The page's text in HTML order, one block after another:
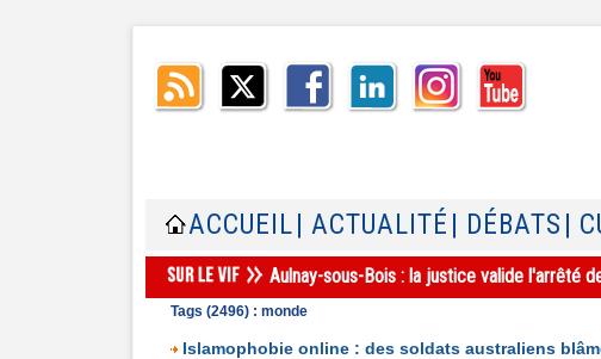
ACCUEIL | ACTUALITÉ | DÉBATS |
Aulnay-sous-Bois : la justice valide l'arrêté
Tags (2496) : monde
Islamophobie online : des soldats australiens